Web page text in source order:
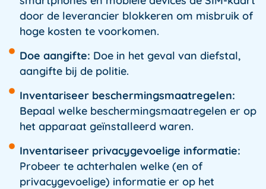
door de leverancier blokkeren om misbruik of
hoge kosten te voorkomen.
Doe aangifte: Doe in het geval van diefstal,
aangifte bij de politie.
Inventariseer beschermingsmaatregelen:
Bepaal welke beschermingsmaatregelen er op
het apparaat geïnstalleerd waren.
Inventariseer privacygevoelige informatie:
Probeer te achterhalen welke (en of
privacygevoelige) informatie er op het